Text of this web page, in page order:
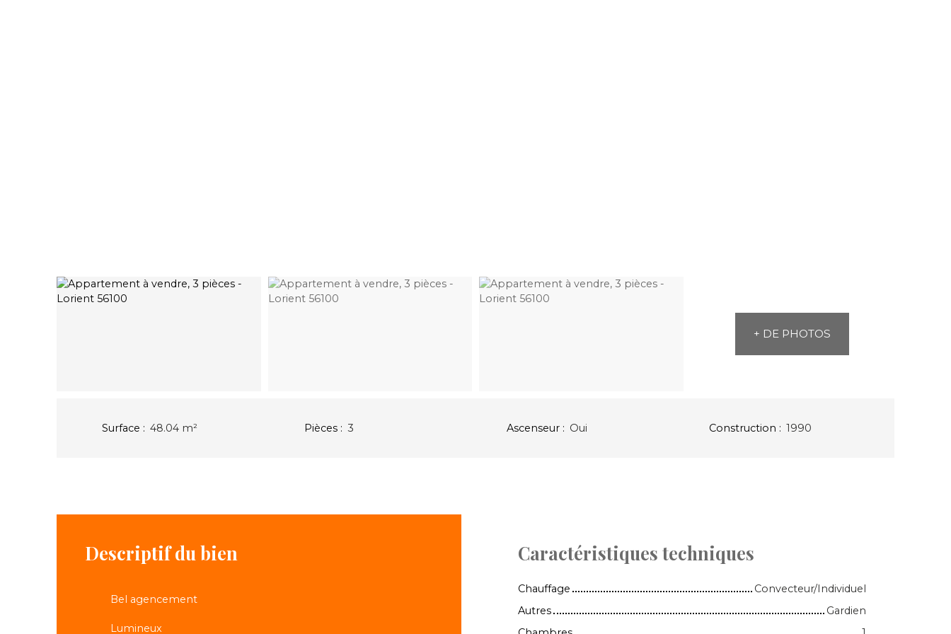
+ DE PHOTOS
Surface : 48.04 m² Pièces : 3 Ascenseur : Oui Construction : 1990
Descriptif du bien
Bel agencement
Lumineux
Caractéristiques techniques
Chauffage
Convecteur/Individuel
Autres
Gardien